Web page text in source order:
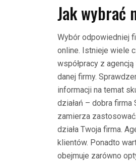
Jak wybrać
Wybór odpowiedniej
online. Istnieje wiele
współpracy z
danej firmy.
informacji na temat
działań – dobra firma
zamierza
działa Twoja firma.
klientów. Ponadto
obejmuje zarówno